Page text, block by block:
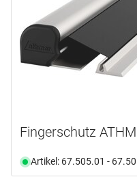
Fingerschutz
Artikel: 67.505.01 -